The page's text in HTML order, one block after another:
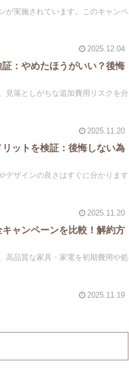
が実施されています。このキャンペ
2025.12.04
：やめたほうがいい？後悔
見落としがちな追加費用リスクを分
2025.11.20
ットを検証：後悔しない為
デザインの良さはすぐに分かります
2025.11.20
ャンペーンを比較！解約方
高品質な家具・家電を初期費用や処
2025.11.19